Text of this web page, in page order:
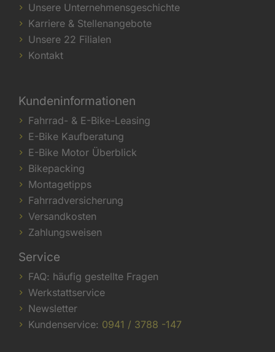
Unsere Unternehmensgeschichte
Karriere & Stellenangebote
Unsere 22 Filialen
Kontakt
Kundeninformationen
Fahrrad- & E-Bike-Leasing
E-Bike Kaufberatung
E-Bike Motor Überblick
Bikepacking
Montagetipps
Fahrradversicherung
Versandkosten
Zahlungsweisen
Service
FAQ: häufig gestellte Fragen
Werkstattservice
Newsletter
Kundenservice: 0941 / 3788 -147